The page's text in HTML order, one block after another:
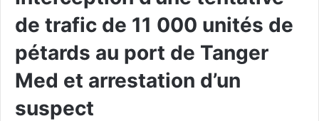
de trafic de 11 000 unités de
pétards au port de Tanger
Med et arrestation d’un
suspect